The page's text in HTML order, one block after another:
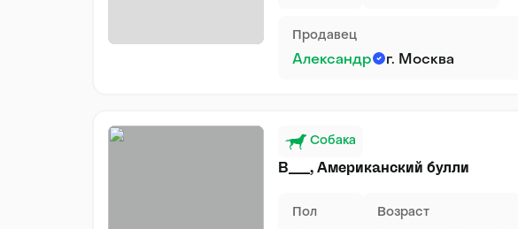
Продавец
Александр г. Москва
Собака
В___, Американский булли
Пол Возраст